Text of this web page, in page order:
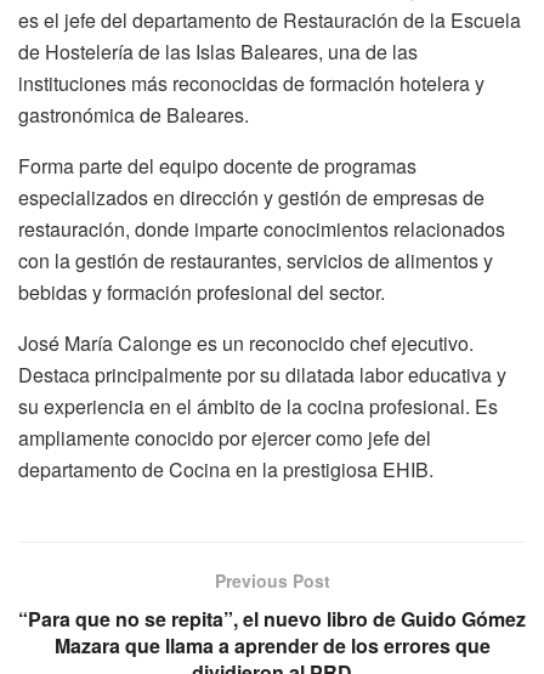
es el jefe del departamento de Restauración de la Escuela
de Hostelería de las Islas Baleares, una de las
instituciones más reconocidas de formación hotelera y
gastronómica de Baleares.
Forma parte del equipo docente de programas
especializados en dirección y gestión de empresas de
restauración, donde imparte conocimientos relacionados
con la gestión de restaurantes, servicios de alimentos y
bebidas y formación profesional del sector.
José María Calonge es un reconocido chef ejecutivo.
Destaca principalmente por su dilatada labor educativa y
su experiencia en el ámbito de la cocina profesional. Es
ampliamente conocido por ejercer como jefe del
departamento de Cocina en la prestigiosa EHIB.
Previous Post
“Para que no se repita”, el nuevo libro de Guido Gómez
Mazara que llama a aprender de los errores que